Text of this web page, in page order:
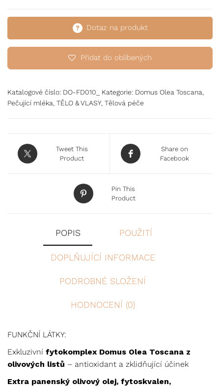
Dotaz na produkt
Přidat do oblíbených
Katalogové číslo: DO-FD010_ Kategorie: Domus Olea Toscana
Pečující mléka TĚLO & VLASY Tělová péče
Tweet This
Product
Share on
Facebook
Pin This
Product
POPIS POUŽITÍ
DOPLŇUJÍCÍ INFORMACE
PODROBNÉ SLOŽENÍ
HODNOCENÍ (0)
FUNKČNÍ LÁTKY:
Exkluzivní fytokomplex Domus Olea Toscana z
olivových listů – antioxidant a zklidňující účinek
Extra panenský olivový olej, fytoskvalen,